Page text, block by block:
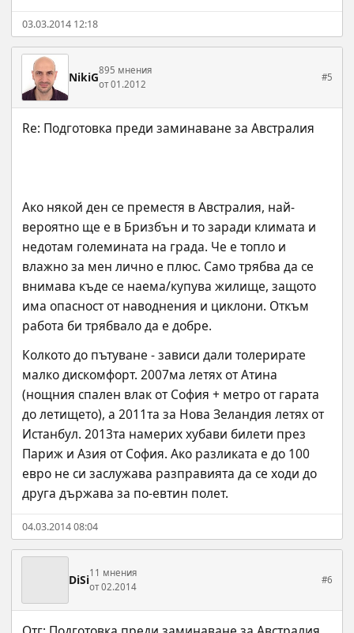
03.03.2014 12:18
NikiG895 мнения
от 01.2012
#5
Ако някой ден се преместя в Австралия, най-
вероятно ще е в Бризбън и то заради климата и
недотам големината на града. Че е топло и
влажно за мен лично е плюс. Само трябва да се
внимава къде се наема/купува жилище, защото
има опасност от наводнения и циклони. Откъм
работа би трябвало да е добре.
Колкото до пътуване - зависи дали толерирате
малко дискомфорт. 2007ма летях от Атина
(нощния спален влак от София + метро от гарата
до летището), а 2011та за Нова Зеландия летях от
Истанбул. 2013та намерих хубави билети през
Париж и Азия от София. Ако разликата е до 100
евро не си заслужава разправията да се ходи до
друга държава за по-евтин полет.
04.03.2014 08:04
DiSi11 мнения
от 02.2014
#6